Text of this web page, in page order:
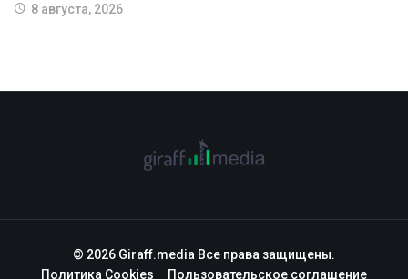
8 августа, 2026
© 2026 Giraff.media Все права защищены.
Политика Cookies
Пользовательское соглашение